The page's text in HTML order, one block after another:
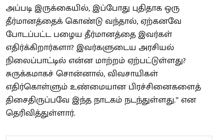
அப்படி இருக்கையில், இப்போது புதிதாக ஒரு
தீர்மானத்தைக் கொண்டு வந்தால், ஏற்கனவே
போடப்பட்ட பழைய தீர்மானத்தை இவர்கள்
எதிர்க்கிறார்களா? இவர்களுடைய அரசியல்
நிலைப்பாட்டில் என்ன மாற்றம் ஏற்பட்டுள்ளது?
சுருக்கமாகச் சொன்னால், விவசாயிகள்
எதிர்கொள்ளும் உண்மையான பிரச்சினைகளைத்
திசைதிருப்பவே இந்த நாடகம் நடந்துள்ளது.” என
தெரிவித்துள்ளார்.